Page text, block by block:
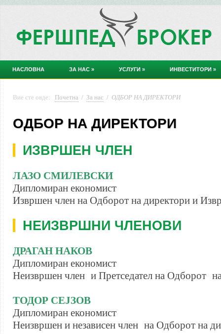
НАСЛОВНА ЗА НАС » УСЛУГИ » ИНВЕСТИТОРИ »
Вие сте овде: Почетна / За нас / ОДБОР НА ДИРЕКТОРИ
ОДБОР НА ДИРЕКТОРИ
ИЗВРШЕН ЧЛЕН
ЛАЗО СМИЛЕВСКИ
Дипломиран економист
Извршен член на Одборот на директори и
НЕИЗВРШНИ ЧЛЕНОВИ
ДРАГАН НАКОВ
Дипломиран економист
Неизвршен член и Претседател на Одборот
ТОДОР СЕЈЗОВ
Дипломиран економист
Неизвршен и независен член на Одборот на